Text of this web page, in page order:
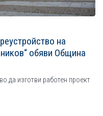
на
обяви Община
да изготви работен проект